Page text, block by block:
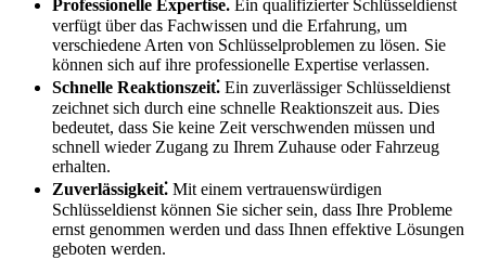
Professionelle Expertise⁚ Ein qualifizierter Schlüsseldienst
verfügt über das Fachwissen und die Erfahrung, um
verschiedene Arten von Schlüsselproblemen zu lösen.​ Sie
können sich auf ihre professionelle Expertise verlassen.​
Schnelle Reaktionszeit⁚ Ein zuverlässiger Schlüsseldienst
zeichnet sich durch eine schnelle Reaktionszeit aus.​ Dies
bedeutet, dass Sie keine Zeit verschwenden müssen und
schnell wieder Zugang zu Ihrem Zuhause oder Fahrzeug
erhalten.​
Zuverlässigkeit⁚ Mit einem vertrauenswürdigen
Schlüsseldienst können Sie sicher sein, dass Ihre Probleme
ernst genommen werden und dass Ihnen effektive Lösungen
geboten werden.​